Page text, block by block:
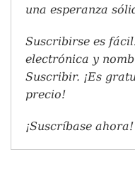
una esperanza
Suscribirse es
electrónica y
Suscribir. ¡Es
precio!
¡Suscríbase ahora!